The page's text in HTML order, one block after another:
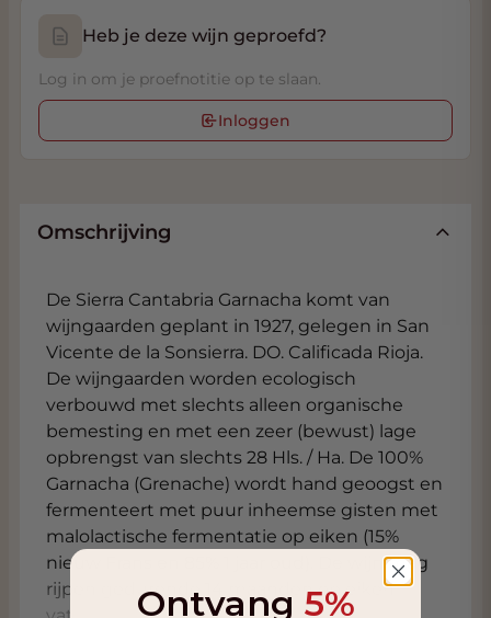
Heb je deze wijn geproefd?
Log in om je proefnotitie op te slaan.
Inloggen
Omschrijving
De Sierra Cantabria Garnacha komt van
wijngaarden geplant in 1927, gelegen in San
Vicente de la Sonsierra. DO. Calificada Rioja.
De wijngaarden worden ecologisch
verbouwd met slechts alleen organische
bemesting en met een zeer (bewust) lage
opbrengst van slechts 28 Hls. / Ha. De 100%
Garnacha (Grenache) wordt hand geoogst en
fermenteert met puur inheemse gisten met
malolactische fermentatie op eiken (15%
nieuw Frans en 85% 1 jaar oud). De wijn mag
rijpen gedurende 14 maanden op eiken
Ontvang 5%